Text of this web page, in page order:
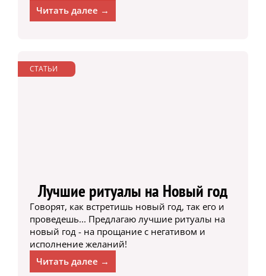
Читать далее →
СТАТЬИ
Лучшие ритуалы на Новый год
Говорят, как встретишь новый год, так его и
проведешь... Предлагаю лучшие ритуалы на
новый год - на прощание с негативом и
исполнение желаний!
Читать далее →